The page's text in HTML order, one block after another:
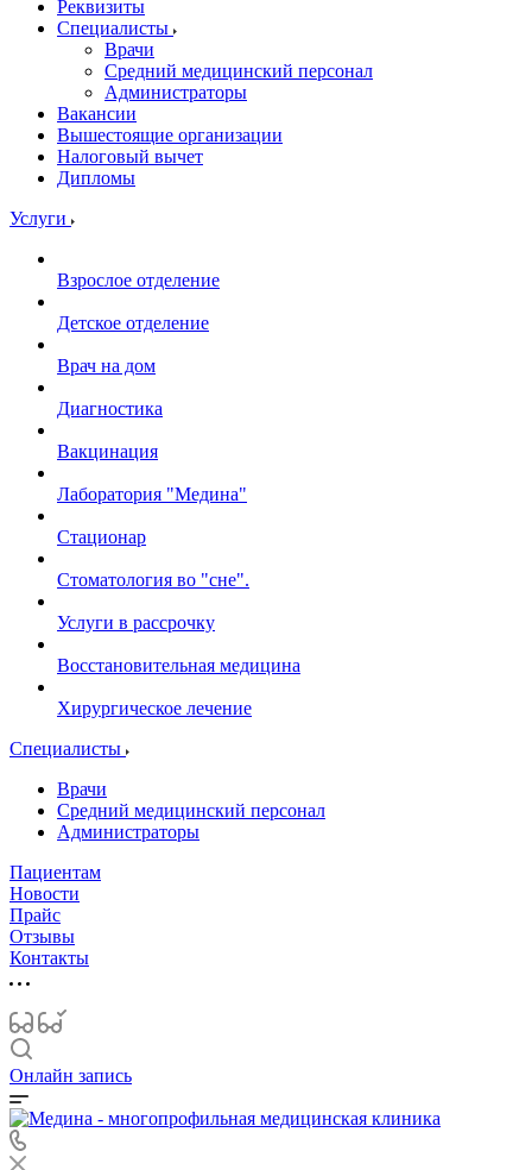
Реквизиты
Специалисты
Врачи
Средний медицинский персонал
Администраторы
Вакансии
Вышестоящие организации
Налоговый вычет
Дипломы
Услуги
Взрослое отделение
Детское отделение
Врач на дом
Диагностика
Вакцинация
Лаборатория "Медина"
Стационар
Стоматология во "сне".
Услуги в рассрочку
Восстановительная медицина
Хирургическое лечение
Специалисты
Врачи
Средний медицинский персонал
Администраторы
Пациентам
Новости
Прайс
Отзывы
Контакты
Онлайн запись